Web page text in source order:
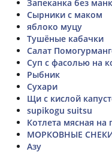
Запеканка без
Сырники с маком
яблоко муцу
Тушёные кабачки
Салат
Суп с фасолью на
Рыбник
Сухари
Щи с кислой
supikogu suitsu
Котлета мясная на
МОРКОВНЫЕ
Азу